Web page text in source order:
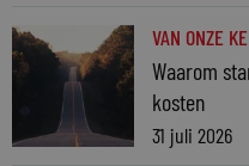
VAN ONZE
Waarom
kosten
31 juli 2026